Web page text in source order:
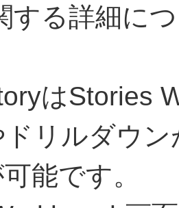
する詳細に
はStories
ドリルダウ
能です。